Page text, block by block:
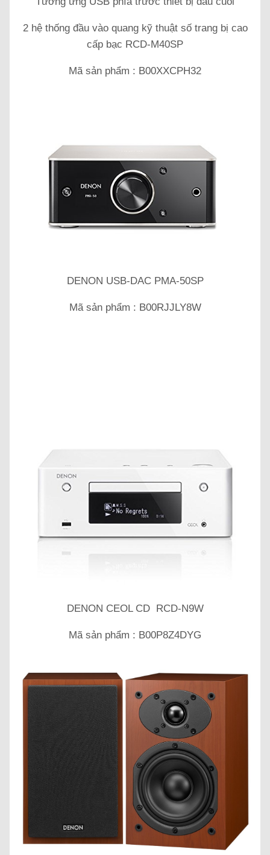
2 hệ thống đầu vào quang kỹ thuật số trang bị cao
cấp bạc RCD-M40SP
Mã sản phẩm : B00XXCPH32
DENON USB-DAC PMA-50SP
Mã sản phẩm : B00RJJLY8W
DENON CEOL CD RCD-N9W
Mã sản phẩm : B00P8Z4DYG